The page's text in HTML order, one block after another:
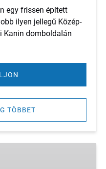
egy frissen épített
ilyen jellegű Közép-
Kanin domboldalán
TÖBBET